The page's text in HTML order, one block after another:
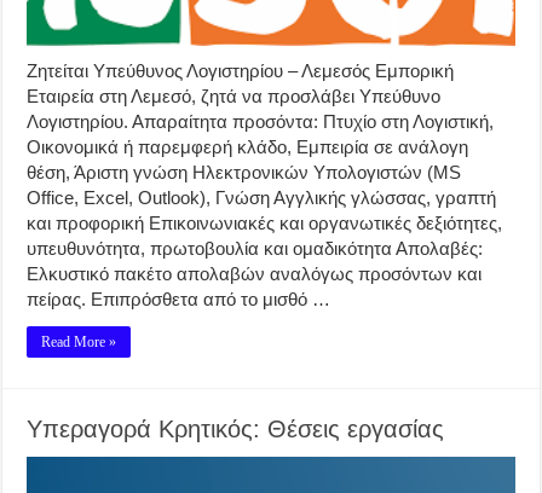
Ζητείται Υπεύθυνος Λογιστηρίου – Λεμεσός Εμπορική
Εταιρεία στη Λεμεσό, ζητά να προσλάβει Υπεύθυνο
Λογιστηρίου. Απαραίτητα προσόντα: Πτυχίο στη Λογιστική,
Οικονομικά ή παρεμφερή κλάδο, Εμπειρία σε ανάλογη
θέση, Άριστη γνώση Ηλεκτρονικών Υπολογιστών (MS
Office, Excel, Outlook), Γνώση Αγγλικής γλώσσας, γραπτή
και προφορική Επικοινωνιακές και οργανωτικές δεξιότητες,
υπευθυνότητα, πρωτοβουλία και ομαδικότητα Απολαβές:
Ελκυστικό πακέτο απολαβών αναλόγως προσόντων και
πείρας. Επιπρόσθετα από το μισθό …
Read More »
Υπεραγορά Κρητικός: Θέσεις εργασίας